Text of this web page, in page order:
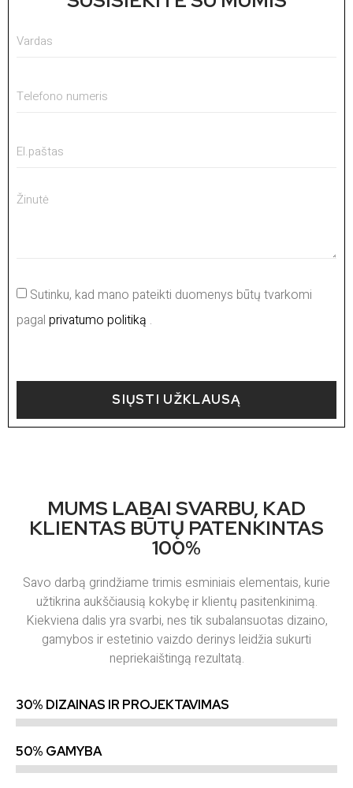
Sutinku, kad mano pateikti duomenys būtų tvarkomi
pagal privatumo politiką .
SIŲSTI UŽKLAUSĄ
MUMS LABAI SVARBU, KAD
KLIENTAS BŪTŲ PATENKINTAS
100%
Savo darbą grindžiame trimis esminiais elementais, kurie
užtikrina aukščiausią kokybę ir klientų pasitenkinimą.
Kiekviena dalis yra svarbi, nes tik subalansuotas dizaino,
gamybos ir estetinio vaizdo derinys leidžia sukurti
nepriekaištingą rezultatą.
30% DIZAINAS IR PROJEKTAVIMAS
50% GAMYBA